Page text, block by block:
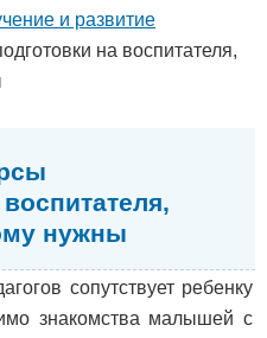
и развитие
на воспитателя,
нужны
сопутствует ребенку
знакомства малышей с